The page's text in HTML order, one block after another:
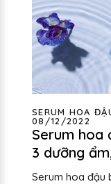
SERUM HOA
08/12/2022
Serum hoa
3 dưỡng
Serum hoa đậu